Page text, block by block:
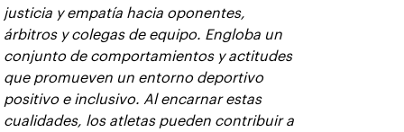
justicia y empatía hacia oponentes,
árbitros y colegas de equipo. Engloba un
conjunto de comportamientos y actitudes
que promueven un entorno deportivo
positivo e inclusivo. Al encarnar estas
cualidades, los atletas pueden contribuir a